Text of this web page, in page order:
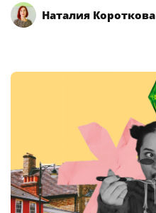
Наталия Короткова